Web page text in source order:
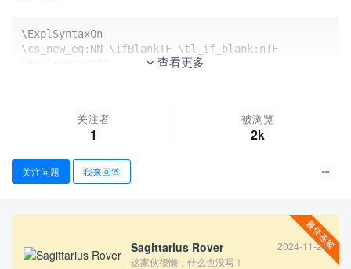
\ExplSyntaxOn
\cs_new_eq:NN \IfBlankTF \tl_if_blank:nTF
在我的机器上面按照大佬的
，编译正确，但回到我自己的
问题，即我在文件中为了显示圆圈数字，使用了
宏
这个宏包，请教大家还有哪些
圈数的方法。
查看更多
关注者
1
被浏览
2k
关注问题 我来回答
Sagittarius Rover
2024-11-21
这家伙很懒，什么也没写！